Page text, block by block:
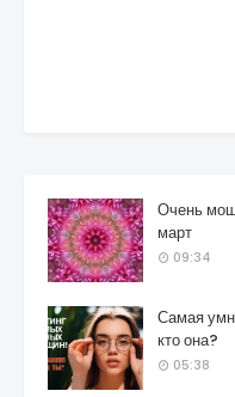
Очень
март
09:34
Самая
кто она?
05:38